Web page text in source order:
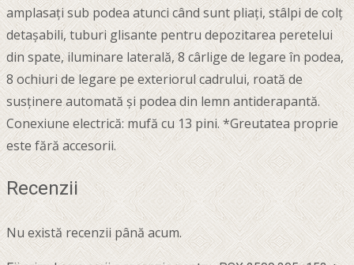
amplasați sub podea atunci când sunt pliați, stâlpi de colț
detașabili, tuburi glisante pentru depozitarea peretelui
din spate, iluminare laterală, 8 cârlige de legare în podea,
8 ochiuri de legare pe exteriorul cadrului, roată de
susținere automată și podea din lemn antiderapantă.
Conexiune electrică: mufă cu 13 pini. *Greutatea proprie
este fără accesorii.
Recenzii
Nu există recenzii până acum.